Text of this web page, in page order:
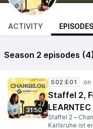
ACTIVITY EPISODES
Season 2 episodes (4)
31:50
S02:E01
Staffel 2,
LEARNTEC
Staffel 2 –
Karlsruhe ist